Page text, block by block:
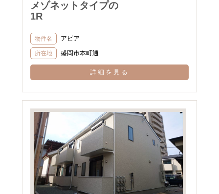
メゾネットタイプの
1R
物件名 アピア
所在地 盛岡市本町通
詳細を見る